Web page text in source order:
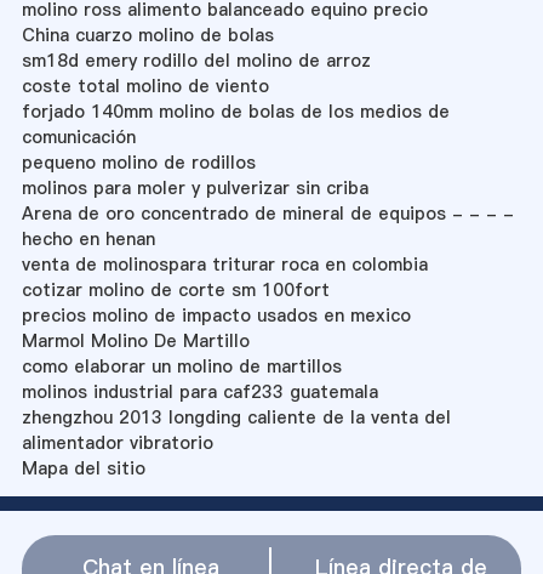
molino ross alimento balanceado equino precio
China cuarzo molino de bolas
sm18d emery rodillo del molino de arroz
coste total molino de viento
forjado 140mm molino de bolas de los medios de
comunicación
pequeno molino de rodillos
molinos para moler y pulverizar sin criba
Arena de oro concentrado de mineral de equipos - - - -
hecho en henan
venta de molinospara triturar roca en colombia
cotizar molino de corte sm 100fort
precios molino de impacto usados en mexico
Marmol Molino De Martillo
como elaborar un molino de martillos
molinos industrial para caf233 guatemala
zhengzhou 2013 longding caliente de la venta del
alimentador vibratorio
Mapa del sitio
Chat en línea Línea directa de